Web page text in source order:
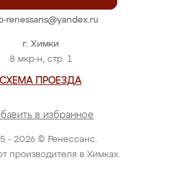
- 2026 © Ренессанс.
производителя в Химках.
г. Химки
8 мкр-н, стр. 1
СХЕМА ПРОЕЗДА
в избранное
renessans@yandex.ru